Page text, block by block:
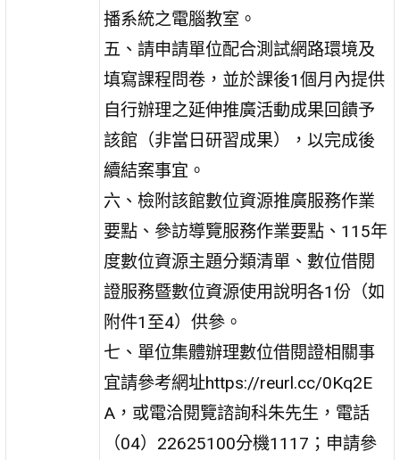
播系統之電腦教室。
五、請申請單位配合測試網路環境及
填寫課程問卷，並於課後1個月內提供
自行辦理之延伸推廣活動成果回饋予
該館（非當日研習成果），以完成後
續結案事宜。
六、檢附該館數位資源推廣服務作業
要點、參訪導覽服務作業要點、115年
度數位資源主題分類清單、數位借閱
證服務暨數位資源使用說明各1份（如
附件1至4）供參。
七、單位集體辦理數位借閱證相關事
宜請參考網址https://reurl.cc/0Kq2E
A，或電洽閱覽諮詢科朱先生，電話
（04）22625100分機1117；申請參